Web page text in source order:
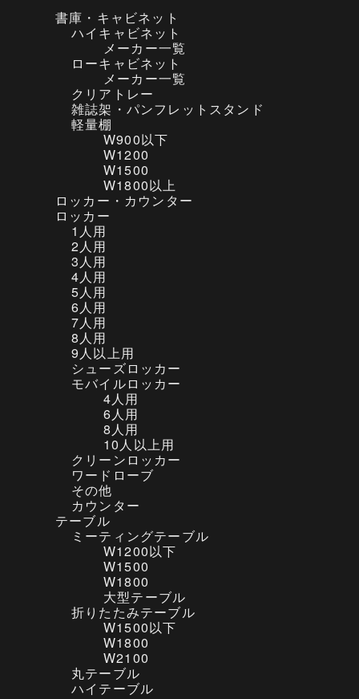
本日、商品を受け取りました。
ありがとうございました。
気に入りました。満足です！
またご縁があればよろしくお願いいたします。
千葉県 T様（スチールケース リープチェア V2
可動肘 アジュアブルー プラチナフレーム）
本日、注文させて頂きましたリープチェアが届き
ました。
状態も良く、大事に使わせて頂きたいと思いま
ありがとうございました。
東京都 Y様
ングテーブル 3212 フェアメープル）
本日12時に無事に届きました。
組み立ても問題無く設置も完了しまいた。
目立った傷も無く、とても良い商品でした。
また何かありましたら今後とも宜しくお願い致し
迅速に対応頂き有難うございました。
書庫・キャビネット
ハイキャビネット
メーカー一覧
ローキャビネット
メーカー一覧
クリアトレー
雑誌架・パンフレットスタンド
軽量棚
W900以下
W1200
W1500
W1800以上
ロッカー・カウンター
ロッカー
1人用
2人用
3人用
4人用
5人用
6人用
7人用
8人用
9人以上用
シューズロッカー
モバイルロッカー
4人用
6人用
8人用
10人以上用
クリーンロッカー
ワードローブ
その他
カウンター
テーブル
ミーティングテーブル
W1200以下
W1500
W1800
大型テーブル
折りたたみテーブル
W1500以下
W1800
W2100
丸テーブル
ハイテーブル